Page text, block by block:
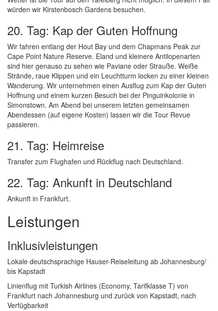
würden wir Kirstenbosch Gardens besuchen.
20. Tag: Kap der Guten Hoffnung
Wir fahren entlang der Hout Bay und dem Chapmans Peak zur
Cape Point Nature Reserve. Eland und kleinere Antilopenarten
sind hier genauso zu sehen wie Paviane oder Strauße. Weiße
Strände, raue Klippen und ein Leuchtturm locken zu einer kleinen
Wanderung. Wir unternehmen einen Ausflug zum Kap der Guten
Hoffnung und einem kurzen Besuch bei der Pinguinkolonie in
Simonstown. Am Abend bei unserem letzten gemeinsamen
Abendessen (auf eigene Kosten) lassen wir die Tour Revue
passieren.
21. Tag: Heimreise
Transfer zum Flughafen und Rückflug nach Deutschland.
22. Tag: Ankunft in Deutschland
Ankunft in Frankfurt.
Leistungen
Inklusivleistungen
Lokale deutschsprachige Hauser-Reiseleitung ab Johannesburg/
bis Kapstadt
Linienflug mit Turkish Airlines (Economy, Tarifklasse T) von
Frankfurt nach Johannesburg und zurück von Kapstadt, nach
Verfügbarkeit